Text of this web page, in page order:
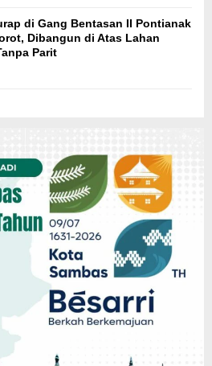
di Gang Bentasan II Pontianak
Dibangun di Atas Lahan
Parit